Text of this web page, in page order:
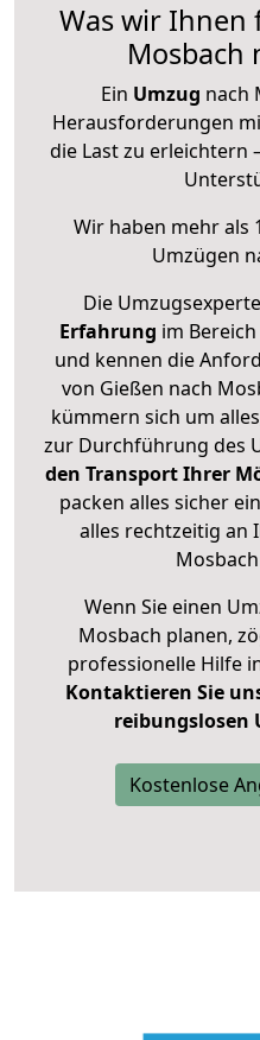
Was wir
Mosbach
Ein Umzug nach
Herausforderungen
die Last zu erleichtern
Wir haben mehr als
Umzügen
Die
Erfahrung im
und kennen die
von Gießen nach
kümmern sich um
zur Durchführung des
den Transport Ihrer
packen alles sicher
alles rechtzeitig an
Wenn Sie einen
Mosbach planen,
professionelle Hilfe
Kontaktieren Sie
reibungslosen
Kostenlose